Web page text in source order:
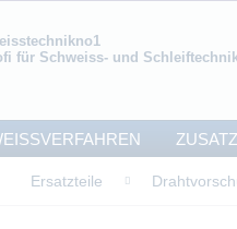
für Schweiss- und
Ersatzteile